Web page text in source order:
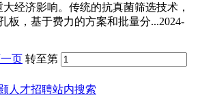
经济影响。传统的抗真菌筛选技术，
板，基于费力的方案和批量分...2024-
页 转至第
人才招聘站内搜索